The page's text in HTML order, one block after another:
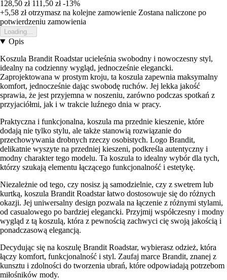
128,50 zł 111,50 zł -13%
+5,58 złotrzymasz na kolejne zamowienie Zostana naliczone po
potwierdzeniu zamowienia
Loading...
Opis
Koszula Brandit Roadstar ucieleśnia swobodny i nowoczesny styl,
idealny na codzienny wygląd, jednocześnie elegancki.
Zaprojektowana w prostym kroju, ta koszula zapewnia maksymalny
komfort, jednocześnie dając swobodę ruchów. Jej lekka jakość
sprawia, że jest przyjemna w noszeniu, zarówno podczas spotkań z
przyjaciółmi, jak i w trakcie luźnego dnia w pracy.
Praktyczna i funkcjonalna, koszula ma przednie kieszenie, które
dodają nie tylko stylu, ale także stanowią rozwiązanie do
przechowywania drobnych rzeczy osobistych. Logo Brandit,
delikatnie wyszyte na przedniej kieszeni, podkreśla autentyczny i
modny charakter tego modelu. Ta koszula to idealny wybór dla tych,
którzy szukają elementu łączącego funkcjonalność i estetykę.
Niezależnie od tego, czy nosisz ją samodzielnie, czy z swetrem lub
kurtką, koszula Brandit Roadstar łatwo dostosowuje się do różnych
okazji. Jej uniwersalny design pozwala na łączenie z różnymi stylami,
od casualowego po bardziej elegancki. Przyjmij współczesny i modny
wygląd z tą koszulą, która z pewnością zachwyci cię swoją jakością i
ponadczasową elegancją.
Decydując się na koszulę Brandit Roadstar, wybierasz odzież, która
łączy komfort, funkcjonalność i styl. Zaufaj marce Brandit, znanej z
kunsztu i zdolności do tworzenia ubrań, które odpowiadają potrzebom
miłośników mody.